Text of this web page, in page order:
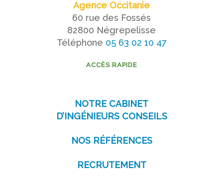
Agence Occitanie
60 rue des Fossés
82800 Négrepelisse
Téléphone 05 63 02 10 47
ACCÈS RAPIDE
NOTRE CABINET
D’INGÉNIEURS CONSEILS
NOS RÉFÉRENCES
RECRUTEMENT